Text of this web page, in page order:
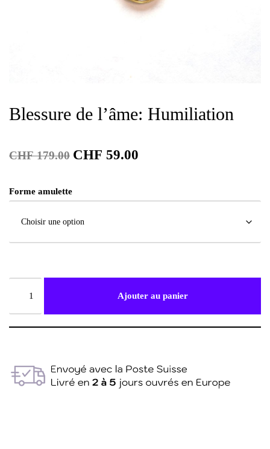
Blessure de l’âme: Humiliation
CHF179.00 CHF 59.00
Forme amulette
Ajouter au panier